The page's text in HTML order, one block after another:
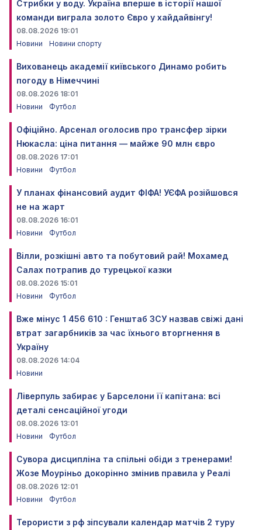
Стрибки у воду. Україна вперше в історії нашої
команди виграла золото Євро у хайдайвінгу!
08.08.2026 19:01
Новини
Новини спорту
Вихованець академії київського Динамо робить
погоду в Німеччині
08.08.2026 18:01
Новини
Футбол
Офіційно. Арсенал оголосив про трансфер зірки
Нюкасла: ціна питання — майже 90 млн євро
08.08.2026 17:01
Новини
Футбол
У планах фінансовий аудит ФІФА! УЄФА розійшовся
не на жарт
08.08.2026 16:01
Новини
Футбол
Вілли, розкішні авто та побутовий рай! Мохамед
Салах потрапив до турецької казки
08.08.2026 15:01
Новини
Футбол
Вже мінус 1 456 610 : Генштаб ЗСУ назвав свіжі дані
втрат загарбників за час їхнього вторгнення в
Україну
08.08.2026 14:04
Новини
Ліверпуль забирає у Барселони її капітана: всі
деталі сенсаційної угоди
08.08.2026 13:01
Новини
Футбол
Сувора дисципліна та спільні обіди з тренерами!
Жозе Моуріньо докорінно змінив правила у Реалі
08.08.2026 12:01
Новини
Футбол
Терористи з рф зіпсували календар матчів 2 туру